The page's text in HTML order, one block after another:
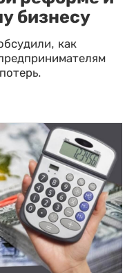
бизнесу
как